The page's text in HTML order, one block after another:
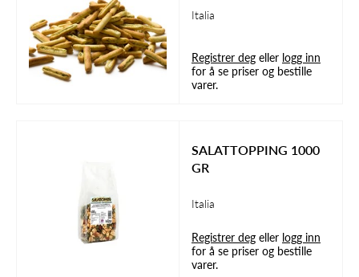
Italia
Registrer deg eller logg inn
for å se priser og bestille
varer.
SALATTOPPING 1000
GR
Italia
Registrer deg eller logg inn
for å se priser og bestille
varer.